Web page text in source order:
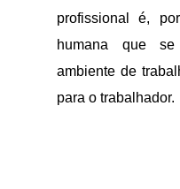
profissional é,
humana que
ambiente de
para o trabalhador.